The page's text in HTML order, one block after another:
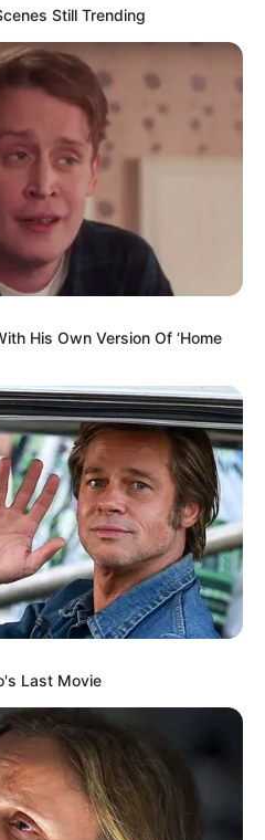
นความรักโดยรวมอยู่ใน
ต ทำบุญบริจาคโลงศพ สิ่งของ
ะทันหันกับมูลนิธิต่างๆ อยู่บ้าน
วด เพื่อป้องกันสิ่งไม่ดีต่างๆ
ำวันอาทิตย์ แผ่บุญให้เทวดา
งสำเร็จ
นึ่งที่ อ.คฑา ชินบัญชร ได้
ปิดไพ่ยิปซีลายไทย ชุด
งชะตาและคำแนะนำต่างๆ
นการดำเนินชีวิตหรือเป็น
มสุขตลอดทั้งสัปดาห์..ขอ
ร ดูดวงรายสัปดาห์
Still Trending
His Own Version Of ‘Home
Last Movie